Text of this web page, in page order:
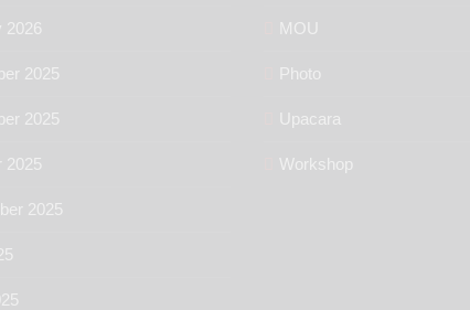
2026
2025
2025
2025
2025
MOU
Photo
Upacara
Workshop